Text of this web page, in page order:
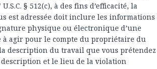
§ 512(c), à des fins d’efficacité, la
est adressée doit inclure les informations
physique ou électronique d’une
à agir pour le compte du propriétaire du
description du travail que vous prétendez
et le lieu de la violation